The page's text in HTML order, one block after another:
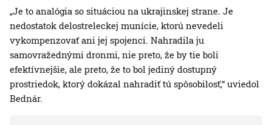
„Je to analógia so situáciou na ukrajinskej strane. Je
nedostatok delostreleckej munície, ktorú nevedeli
vykompenzovať ani jej spojenci. Nahradila ju
samovražednými dronmi, nie preto, že by tie boli
efektívnejšie, ale preto, že to bol jediný dostupný
prostriedok, ktorý dokázal nahradiť tú spôsobilosť,“ uviedol
Bednár.